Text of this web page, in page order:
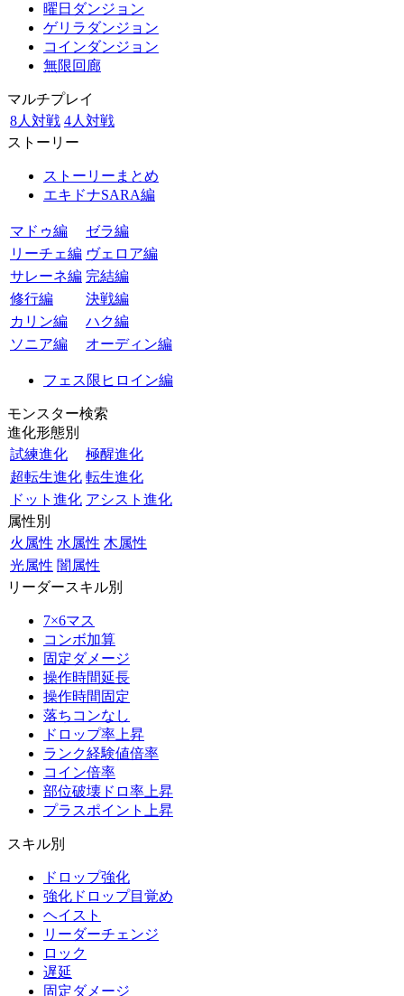
曜日ダンジョン
ゲリラダンジョン
コインダンジョン
無限回廊
マルチプレイ
8人対戦 4人対戦
ストーリー
ストーリーまとめ
エキドナSARA編
マドゥ編
ゼラ編
リーチェ編 ヴェロア編
サレーネ編 完結編
修行編
決戦編
カリン編
ハク編
ソニア編
オーディン編
フェス限ヒロイン編
モンスター検索
進化形態別
試練進化
極醒進化
超転生進化 転生進化
ドット進化 アシスト進化
属性別
火属性 水属性 木属性
光属性 闇属性
リーダースキル別
7×6マス
コンボ加算
固定ダメージ
操作時間延長
操作時間固定
落ちコンなし
ドロップ率上昇
ランク経験値倍率
コイン倍率
部位破壊ドロ率上昇
プラスポイント上昇
スキル別
ドロップ強化
強化ドロップ目覚め
ヘイスト
リーダーチェンジ
ロック
遅延
固定ダメージ